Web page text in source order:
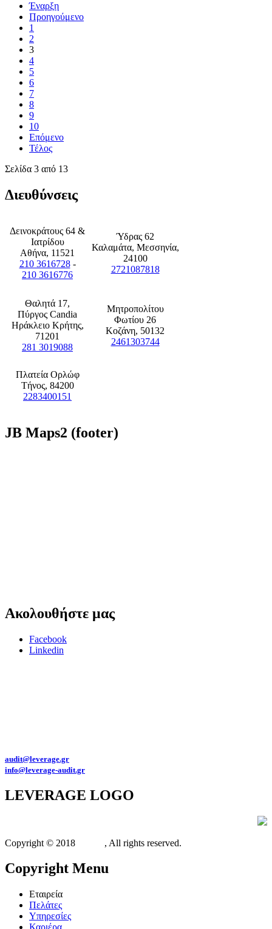
Έναρξη
Προηγούμενο
1
2
3
4
5
6
7
8
9
10
Επόμενο
Τέλος
Σελίδα 3 από 13
Διευθύνσεις
Δεινοκράτους 64 &
Ιατρίδου
Αθήνα, 11521
210 3616728-
210 3616776
Ύδρας 62
Καλαμάτα, Μεσσηνία,
24100
2721087818
Θαλητά 17,
Πύργος Candia
Ηράκλειο Κρήτης,
71201
281 3019088
Μητροπολίτου
Φωτίου 26
Κοζάνη, 50132
2461303744
Πλατεία Ορλώφ
Τήνος, 84200
2283400151
JB Maps2 (footer)
Ακολουθήστε μας
Facebook
Linkedin
audit@leverage.gr
info@leverage-audit.gr
LEVERAGE LOGO
Copyright © 2018 , All rights reserved.
Copyright Menu
Εταιρεία
Πελάτες
Υπηρεσίες